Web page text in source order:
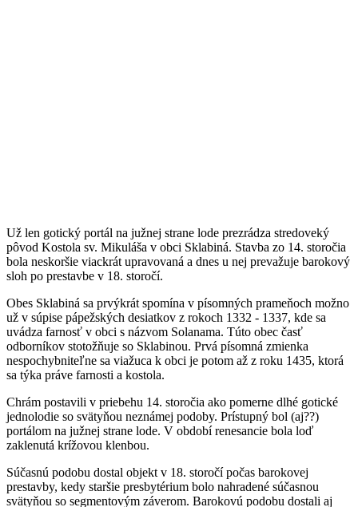
Už len gotický portál na južnej strane lode prezrádza stredoveký
pôvod Kostola sv. Mikuláša v obci Sklabiná. Stavba zo 14. storočia
bola neskoršie viackrát upravovaná a dnes u nej prevažuje barokový
sloh po prestavbe v 18. storočí.
Obes Sklabiná sa prvýkrát spomína v písomných prameňoch možno
už v súpise pápežských desiatkov z rokoch 1332 - 1337, kde sa
uvádza farnosť v obci s názvom Solanama. Túto obec časť
odborníkov stotožňuje so Sklabinou. Prvá písomná zmienka
nespochybniteľne sa viažuca k obci je potom až z roku 1435, ktorá
sa týka práve farnosti a kostola.
Chrám postavili v priebehu 14. storočia ako pomerne dlhé gotické
jednolodie so svätyňou neznámej podoby. Prístupný bol (aj??)
portálom na južnej strane lode. V období renesancie bola loď
zaklenutá krížovou klenbou.
Súčasnú podobu dostal objekt v 18. storočí počas barokovej
prestavby, kedy staršie presbytérium bolo nahradené súčasnou
svätyňou so segmentovým záverom. Barokovú podobu dostali aj